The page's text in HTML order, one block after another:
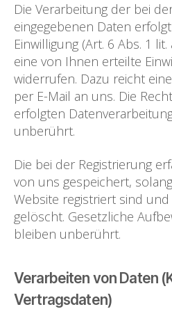
Die Verarbeitung der bei
eingegebenen Daten
Einwilligung (Art. 6 Abs. 1
eine von Ihnen erteilte
widerrufen. Dazu reicht
per E-Mail an uns. Die
erfolgten
unberührt.
Die bei der Registrierung
von uns gespeichert,
Website registriert sind
gelöscht. Gesetzliche
bleiben unberührt.
Verarbeiten von Daten
Vertragsdaten)